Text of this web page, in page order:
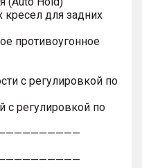
кресел для задних
противоугонное
с регулировкой по
с регулировкой по